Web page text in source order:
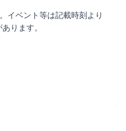
イベント等は記載時刻より
ります。